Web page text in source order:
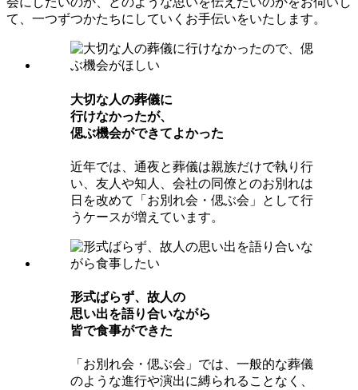
て、一つずつかたちにしていくお手伝いをいたします。
⼤切な⼈の葬儀に
⾏けなかったが、
偲ぶ機会ができてよかった
近年では、通夜と葬儀は親族だけで執り行
い、友人や知人、会社の同僚とのお別れは
日を改めて「お別れ会・偲ぶ会」として行
うケースが増えています。
形式ばらず、故⼈の
思い出を語り合いながら
皆で⾷事ができた
「お別れ会・偲ぶ会」では、一般的な葬儀
のような進行や演出に縛られることなく、